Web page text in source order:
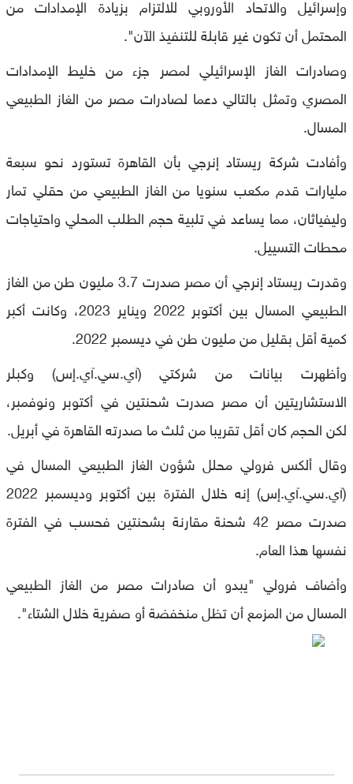
وإسرائيل والاتحاد الأوروبي للالتزام بزيادة الإمدادات من
المحتمل أن تكون غير قابلة للتنفيذ الآن".
وصادرات الغاز الإسرائيلي لمصر جزء من خليط الإمدادات
المصري وتمثل بالتالي دعما لصادرات مصر من الغاز الطبيعي
المسال.
وأفادت شركة ريستاد إنرجي بأن القاهرة تستورد نحو سبعة
مليارات قدم مكعب سنويا من الغاز الطبيعي من حقلي تمار
وليفياثان، مما يساعد في تلبية حجم الطلب المحلي واحتياجات
محطات التسييل.
وقدرت ريستاد إنرجي أن مصر صدرت 3.7 مليون طن من الغاز
الطبيعي المسال بين أكتوبر 2022 ويناير 2023، وكانت أكبر
كمية أقل بقليل من مليون طن في ديسمبر 2022
.
وأظهرت بيانات من شركتي (آي.سي.آي.إس) وكبلر
الاستشاريتين أن مصر صدرت شحنتين في أكتوبر ونوفمبر،
لكن الحجم كان أقل تقريبا من ثلث ما صدرته القاهرة في أبريل.
وقال ألكس فرولي محلل شؤون الغاز الطبيعي المسال في
(آي.سي.آي.إس) إنه خلال الفترة بين أكتوبر وديسمبر 2022
صدرت مصر 42 شحنة مقارنة بشحنتين فحسب في الفترة
نفسها هذا العام.
وأضاف فرولي "يبدو أن صادرات مصر من الغاز الطبيعي
المسال من المزمع أن تظل منخفضة أو صفرية خلال الشتاء".